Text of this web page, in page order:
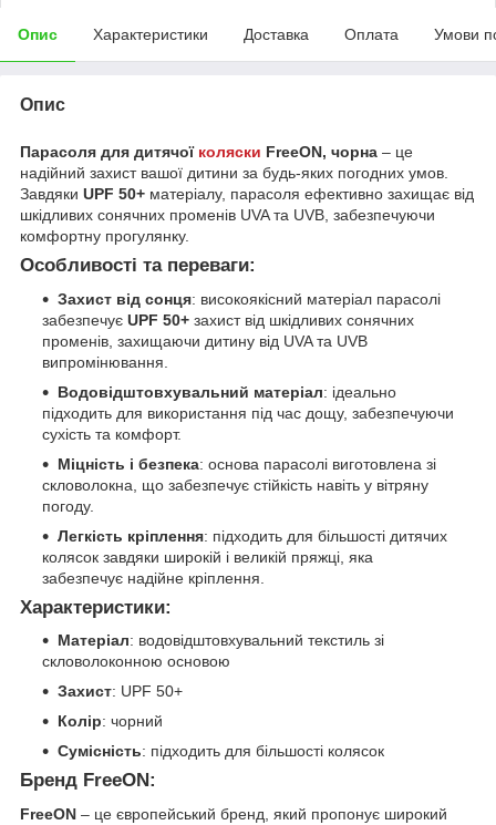
Опис Характеристики Доставка Оплата Умови
Опис
Парасоля для дитячої коляски FreeON, чорна – це
надійний захист вашої дитини за будь-яких погодних умов.
Завдяки UPF 50+ матеріалу, парасоля ефективно захищає від
шкідливих сонячних променів UVA та UVB, забезпечуючи
комфортну прогулянку.
Особливості та переваги:
Захист від сонця: високоякісний матеріал парасолі
забезпечує UPF 50+ захист від шкідливих сонячних
променів, захищаючи дитину від UVA та UVB
випромінювання.
Водовідштовхувальний матеріал: ідеально
підходить для використання під час дощу, забезпечуючи
сухість та комфорт.
Міцність і безпека: основа парасолі виготовлена зі
скловолокна, що забезпечує стійкість навіть у вітряну
погоду.
Легкість кріплення: підходить для більшості дитячих
колясок завдяки широкій і великій пряжці, яка
забезпечує надійне кріплення.
Характеристики:
Матеріал: водовідштовхувальний текстиль зі
скловолоконною основою
Захист: UPF 50+
Колір: чорний
Сумісність: підходить для більшості колясок
Бренд FreeON:
FreeON – це європейський бренд, який пропонує широкий